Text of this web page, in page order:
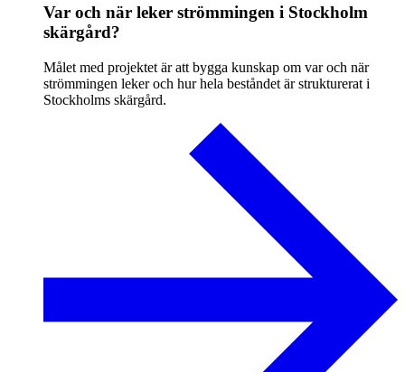
Var och när leker strömmingen i Stockholm
skärgård?
Målet med projektet är att bygga kunskap om var och när
strömmingen leker och hur hela beståndet är strukturerat i
Stockholms skärgård.